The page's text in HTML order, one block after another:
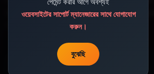
ওয়েবসাইটের সাপোর্ট ম্যানেজারের সাথে যোগাযোগ
করুন।
বুঝেছি
details at your email after successful